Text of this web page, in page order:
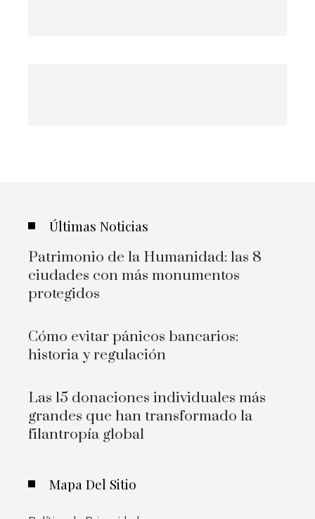
Últimas Noticias
Patrimonio de la Humanidad: las 8
ciudades con más monumentos
protegidos
Cómo evitar pánicos bancarios:
historia y regulación
Las 15 donaciones individuales más
grandes que han transformado la
filantropía global
Mapa Del Sitio